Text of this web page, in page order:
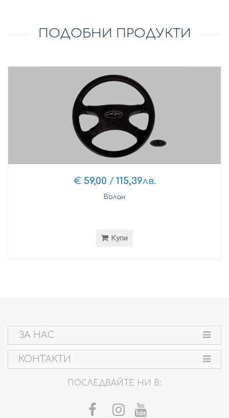
ПОДОБНИ ПРОДУКТИ
€ 59,00 / 115,39лв.
Волан
Купи
ЗА НАС
КОНТАКТИ
ПОСЛЕДВАЙТЕ НИ В: